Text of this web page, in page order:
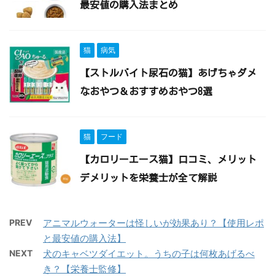
最安値の購入法まとめ
猫 病気
【ストルバイト尿石の猫】あげちゃダメ
なおやつ＆おすすめおやつ8選
猫 フード
【カロリーエース猫】口コミ、メリット
デメリットを栄養士が全て解説
PREV
アニマルウォーターは怪しいが効果あり？【使用レポ
と最安値の購入法】
NEXT
犬のキャベツダイエット。うちの子は何枚あげるべ
き？【栄養士監修】